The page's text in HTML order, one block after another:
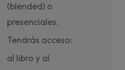
(blended) o
presenciales.
Tendrás acceso:
al libro y al